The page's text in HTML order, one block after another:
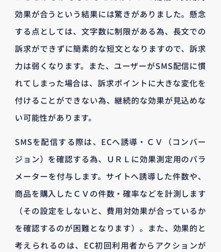
効果が合うという結果には驚きがありました。懸念
する点としては、文字数に制限がある為、長文での
訴求ができずに簡素的な短文となりますので、訴求
力は弱くなります。また、ユーザーがSMS配信に慣
れてしまった場合は、訴求ポイントに大きな変化を
付けることができない為、継続的な効果が見込めな
い可能性があります。
SMSを配信する際は、ECへ誘導・ＣＶ（コンバー
ジョン）を確認する為、ＵＲＬに効果測定用のパラ
メーターを付与します。サイトへ誘導した件数や、
商品を購入したＣＶの件数・確率などを計測します
（その設定をしないと、費用対効果が合っているか
を確認するのが困難となります）。また、効果的と
考えられるのは、EC初回利用者からアクションが